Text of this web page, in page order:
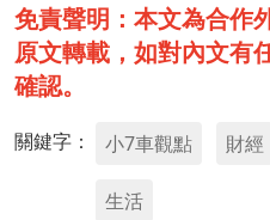
免責聲明：本文為合作
原文轉載，如對內文有
確認。
關鍵字： 小7車觀點 財經
生活